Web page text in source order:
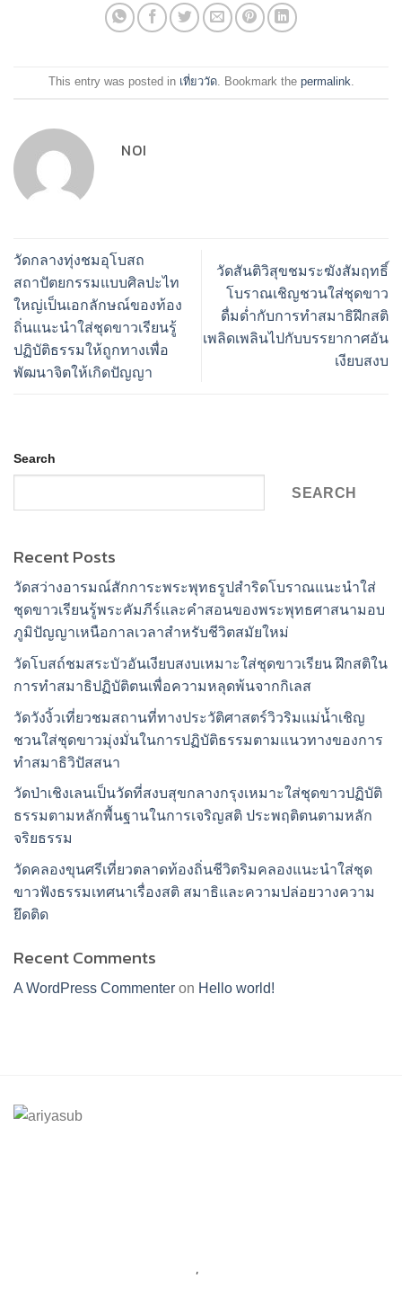
This entry was posted in เที่ยววัด. Bookmark the permalink
NOI
วัดกลางทุ่งชมอุโบสถ
สถาปัตยกรรมแบบศิลปะไท
ใหญ่เป็นเอกลักษณ์ของท้อง
ถิ่นแนะนำใส่ชุดขาวเรียนรู้
ปฏิบัติธรรมให้ถูกทางเพื่อ
พัฒนาจิตให้เกิดปัญญา
วัดสันติวิสุขชมระฆังสัมฤทธิ์
โบราณเชิญชวนใส่ชุดขาว
ดื่มด่ำกับการทำสมาธิฝึกสติ
เพลิดเพลินไปกับบรรยากาศอัน
เงียบสงบ
Search
SEARCH
Recent Posts
วัดสว่างอารมณ์สักการะพระพุทธรูปสำริดโบราณแนะนำใส่
ชุดขาวเรียนรู้พระคัมภีร์และคำสอนของพระพุทธศาสนามอบ
ภูมิปัญญาเหนือกาลเวลาสำหรับชีวิตสมัยใหม่
วัดโบสถ์ชมสระบัวอันเงียบสงบเหมาะใส่ชุดขาวเรียน ฝึกสติใน
การทำสมาธิปฏิบัติตนเพื่อความหลุดพ้นจากกิเลส
วัดวังงิ้วเที่ยวชมสถานที่ทางประวัติศาสตร์วิวริมแม่น้ำเชิญ
ชวนใส่ชุดขาวมุ่งมั่นในการปฏิบัติธรรมตามแนวทางของการ
ทำสมาธิวิปัสสนา
วัดป่าเชิงเลนเป็นวัดที่สงบสุขกลางกรุงเหมาะใส่ชุดขาวปฏิบัติ
ธรรมตามหลักพื้นฐานในการเจริญสติ ประพฤติตนตามหลัก
จริยธรรม
วัดคลองขุนศรีเที่ยวตลาดท้องถิ่นชีวิตริมคลองแนะนำใส่ชุด
ขาวฟังธรรมเทศนาเรื่องสติ สมาธิและความปล่อยวางความ
ยึดติด
Recent Comments
A WordPress Commenter on Hello world!
,